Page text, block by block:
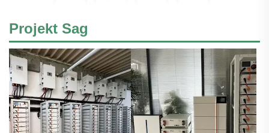
Projekt Sag